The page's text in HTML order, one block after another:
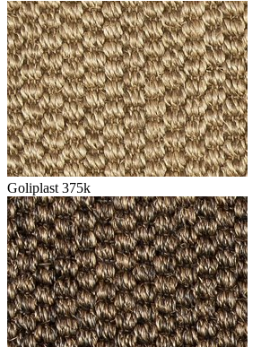
Goliplast 375k